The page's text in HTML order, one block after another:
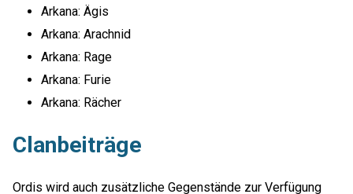
Arkana: Ägis
Arkana: Arachnid
Arkana: Rage
Arkana: Furie
Arkana: Rächer
Clanbeiträge
Ordis wird auch zusätzliche Gegenstände zur Verfügung